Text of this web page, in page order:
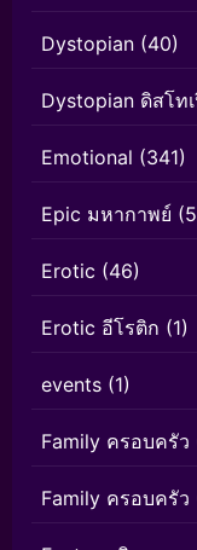
Dystopian (40)
Dystopian ดิสโท
Emotional (341)
Epic มหากาพย์
Erotic (46)
Erotic อีโรติก (1)
events (1)
Family ครอบครัว
Family ครอบครัว